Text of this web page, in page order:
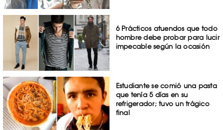
6 Prácticos atuendos que todo
hombre debe probar para lucir
impecable según la ocasión
Estudiante se comió una pasta
que tenía 5 días en su
refrigerador; tuvo un trágico
final